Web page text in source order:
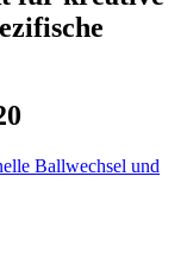
Ballwechsel und